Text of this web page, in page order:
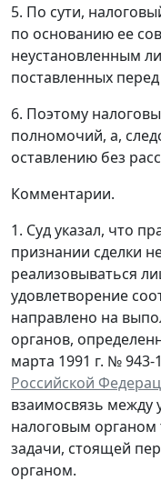
5. По сути,
по основанию ее
неустановленным
поставленных
6. Поэтому
полномочий, а,
оставлению без
Комментарии.
1. Суд указал, что
признании сделки
реализовываться
удовлетворение
направлено на
органов,
марта 1991 г. № 943-
Российской
взаимосвязь между
налоговым органом
задачи, стоящей
органом.